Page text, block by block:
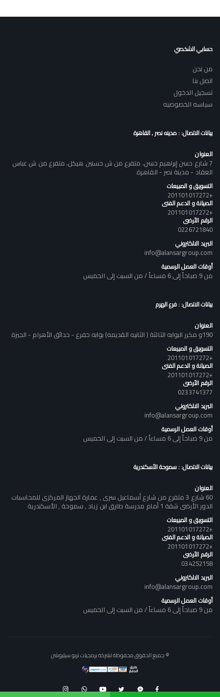
حسابي الشخصي
من نحن
اتصل بنا
تسجيل الدخول
سياسه الخصوصيه
بيانات الاتصال: : مدينه نصر , القاهرة
العنوان
7 شارع حسن إبراهيم حسن، متفرع من ش حسنين هيكل، متفرع من ش عباس
العقاد - مدينة نصر - القاهرة
التسويق و المبيعات
+201101017272
الصيانة و الدعم الفنى
+201101017272
الرقم الأرضى
0226721840
البريد الالكتروني
info@alansargroup.com
أوقات العمل الرسمية
من 9 صباحاً إلى 6 مساءاً / من السبت إلى الخميس
بيانات الاتصال: : فرع الهرم
العنوان
190و مكرر البوابه الثالثة ( الثانيه القديمه) بوابه خفرع - حدائق الأهرام - الجيزة
التسويق و المبيعات
+201101017272
الصيانة و الدعم الفنى
+201101017272
الرقم الأرضى
0233741377
البريد الالكتروني
info@alansargroup.com
أوقات العمل الرسمية
من 9 صباحاً إلى 6 مساءاً / من السبت إلى الخميس
بيانات الاتصال: : سموحة الأسكندرية
العنوان
60 شارع 3 متفرع من شارع أسماعيل سرى , عمارة الجهاز المركزى للمحاسبات
الدور الأرضى شقة 1 أمام مدرسة طارق ابن زياد , سموحة , الأسكندرية
التسويق و المبيعات
+201101017272
الصيانة و الدعم الفنى
+201101017272
الرقم الأرضى
034252158
البريد الالكتروني
info@alansargroup.com
أوقات العمل الرسمية
من 9 صباحاً إلى 6 مساءاً / من السبت إلى الخميس
© جميع الحقوق محفوظة لشركة برمجيات تربو سيليوشن